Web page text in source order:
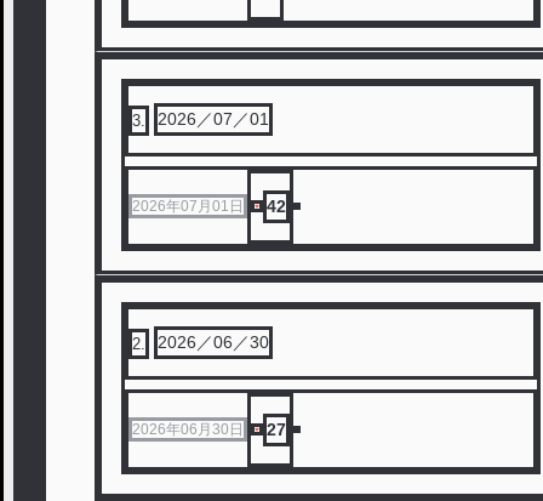
3 2026／07／01
2026年07月01日 42
2 2026／06／30
2026年06月30日 27